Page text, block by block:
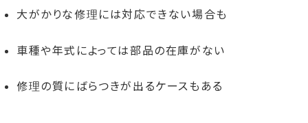
大がかりな修理には対応できない場合も
車種や年式によっては部品の在庫がない
修理の質にばらつきが出るケースもある